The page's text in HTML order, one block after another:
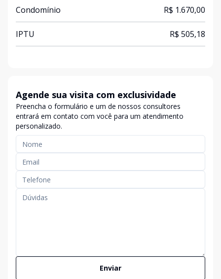
Condomínio R$ 1.670,00
IPTU R$ 505,18
Agende sua visita com exclusividade
Preencha o formulário e um de nossos consultores
entrará em contato com você para um atendimento
personalizado.
Enviar